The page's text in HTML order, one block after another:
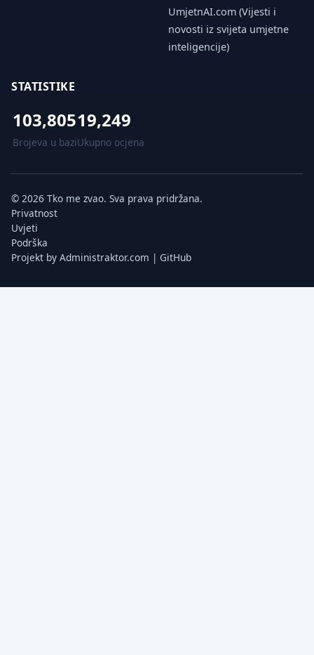
UmjetnAI.com (Vijesti i
novosti iz svijeta umjetne
inteligencije)
STATISTIKE
103,805
Brojeva u bazi
19,249
Ukupno ocjena
© 2026 Tko me zvao. Sva prava pridržana.
Privatnost
Uvjeti
Podrška
Projekt by Administraktor.com | GitHub